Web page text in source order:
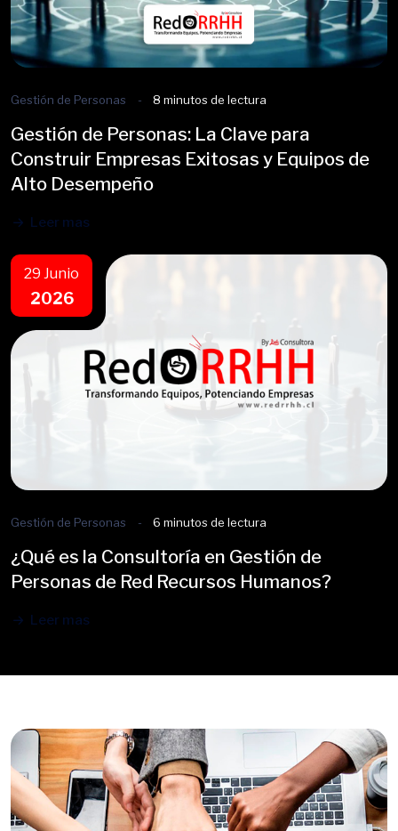
Gestión de Personas 8 minutos de lectura
Gestión de Personas: La Clave para
Construir Empresas Exitosas y Equipos de
Alto Desempeño
Leer mas
29 Junio
2026
Gestión de Personas 6 minutos de lectura
¿Qué es la Consultoría en Gestión de
Personas de Red Recursos Humanos?
Leer mas